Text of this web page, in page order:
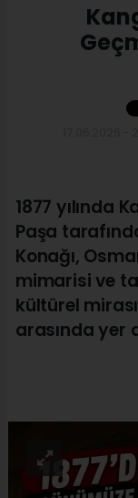
1877 yılında
Paşa
Konağı,
mimarisi ve
kültürel
arasında yer